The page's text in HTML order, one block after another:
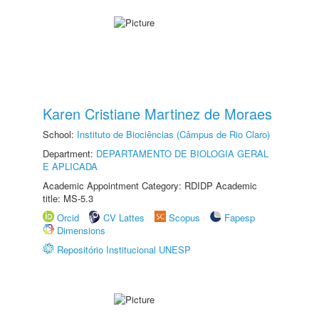
Karen Cristiane Martinez de Moraes
School: Instituto de Biociências (Câmpus de Rio Claro)
Department: DEPARTAMENTO DE BIOLOGIA GERAL
E APLICADA
Academic Appointment Category: RDIDP Academic
title: MS-5.3
Orcid
CV Lattes Scopus
Fapesp
Dimensions
Repositório Institucional UNESP